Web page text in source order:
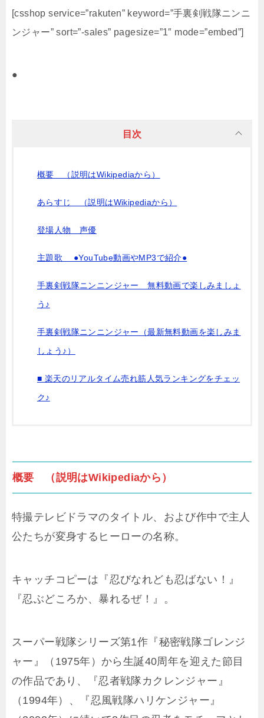
[csshop service=”rakuten” keyword=”手裏剣戦隊ニンニ
ンジャー” sort=”-sales” pagesize=”1″ mode=”embed”]
●
目次
概要 （説明はWikipediaから）
あらすじ （説明はWikipediaから）
登場人物 声優
主題歌 ●YouTube動画やMP3で紹介●
手裏剣戦隊ニンニンジャー 無料動画で楽しみましょ
う♪
手裏剣戦隊ニンニンジャー（最新無料動画を楽しみま
しょう♪）
■ 楽天のリアルタイム売れ筋人気ランキングをチェッ
ク♪
概要 （説明はWikipediaから）
特撮テレビドラマのタイトル、および作中で主人
公たちが変身するヒーローの名称。
キャッチコピーは『忍びなれども忍ばない！』
『忍ぶどころか、暴れるぜ！』。
スーパー戦隊シリーズ第1作『秘密戦隊ゴレンジ
ャー』（1975年）から生誕40周年を迎えた節目
の作品であり、『忍者戦隊カクレンジャー』
（1994年）、『忍風戦隊ハリケンジャー』